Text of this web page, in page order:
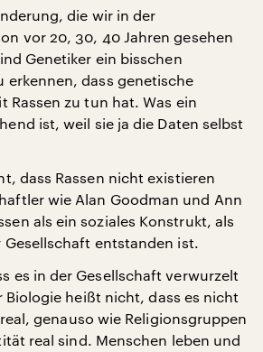
die wir in der
vor 20, 30, 40 Jahren gesehen
Genetiker ein bisschen
erkennen, dass genetische
Rassen zu tun hat. Was ein
ist, weil sie ja die Daten selbst
dass Rassen nicht existieren
wie Alan Goodman und Ann
als ein soziales Konstrukt, als
Gesellschaft entstanden ist.
es in der Gesellschaft verwurzelt
heißt nicht, dass es nicht
genauso wie Religionsgruppen
real sind. Menschen leben und